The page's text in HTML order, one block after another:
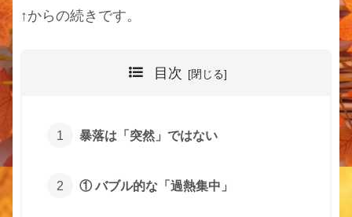
く変わります。このブログは、そのための備忘録
↑からの続きです。
目次
暴落は「突然」ではない
① バブル的な「過熱集中」